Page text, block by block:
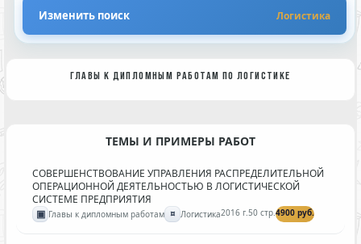
Изменить поиск Логистика
ГЛАВЫ К ДИПЛОМНЫМ РАБОТАМ ПО ЛОГИСТИКЕ
ТЕМЫ И ПРИМЕРЫ РАБОТ
СОВЕРШЕНСТВОВАНИЕ УПРАВЛЕНИЯ РАСПРЕДЕЛИТЕЛЬНОЙ
ОПЕРАЦИОННОЙ ДЕЯТЕЛЬНОСТЬЮ В ЛОГИСТИЧЕСКОЙ
СИСТЕМЕ ПРЕДПРИЯТИЯ
▣ Главы к дипломным работам ¤ Логистика2016 г.50 стр.4900 руб.